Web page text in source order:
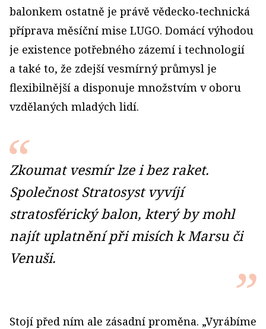
balonkem ostatně je právě vědecko‑technická
příprava měsíční mise LUGO. Domácí výhodou
je existence potřebného zázemí i technologií
a také to, že zdejší vesmírný průmysl je
flexibilnější a disponuje množstvím v oboru
vzdělaných mladých lidí.
Zkoumat vesmír lze i bez raket.
Společnost Stratosyst vyvíjí
stratosférický balon, který by mohl
najít uplatnění při misích k Marsu či
Venuši.
Stojí před ním ale zásadní proměna. „Vyrábíme